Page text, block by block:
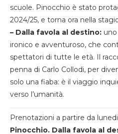
scuole. Pinocchio è stato
2024/25, e torna ora nella
– Dalla favola al destino:
ironico e avventuroso, che
spettatori di tutte le età. Il
penna di Carlo Collodi, per
solo una fiaba: è il viaggio
verso l’umanità.
Prenotazioni a partire da
Pinocchio. Dalla favola al